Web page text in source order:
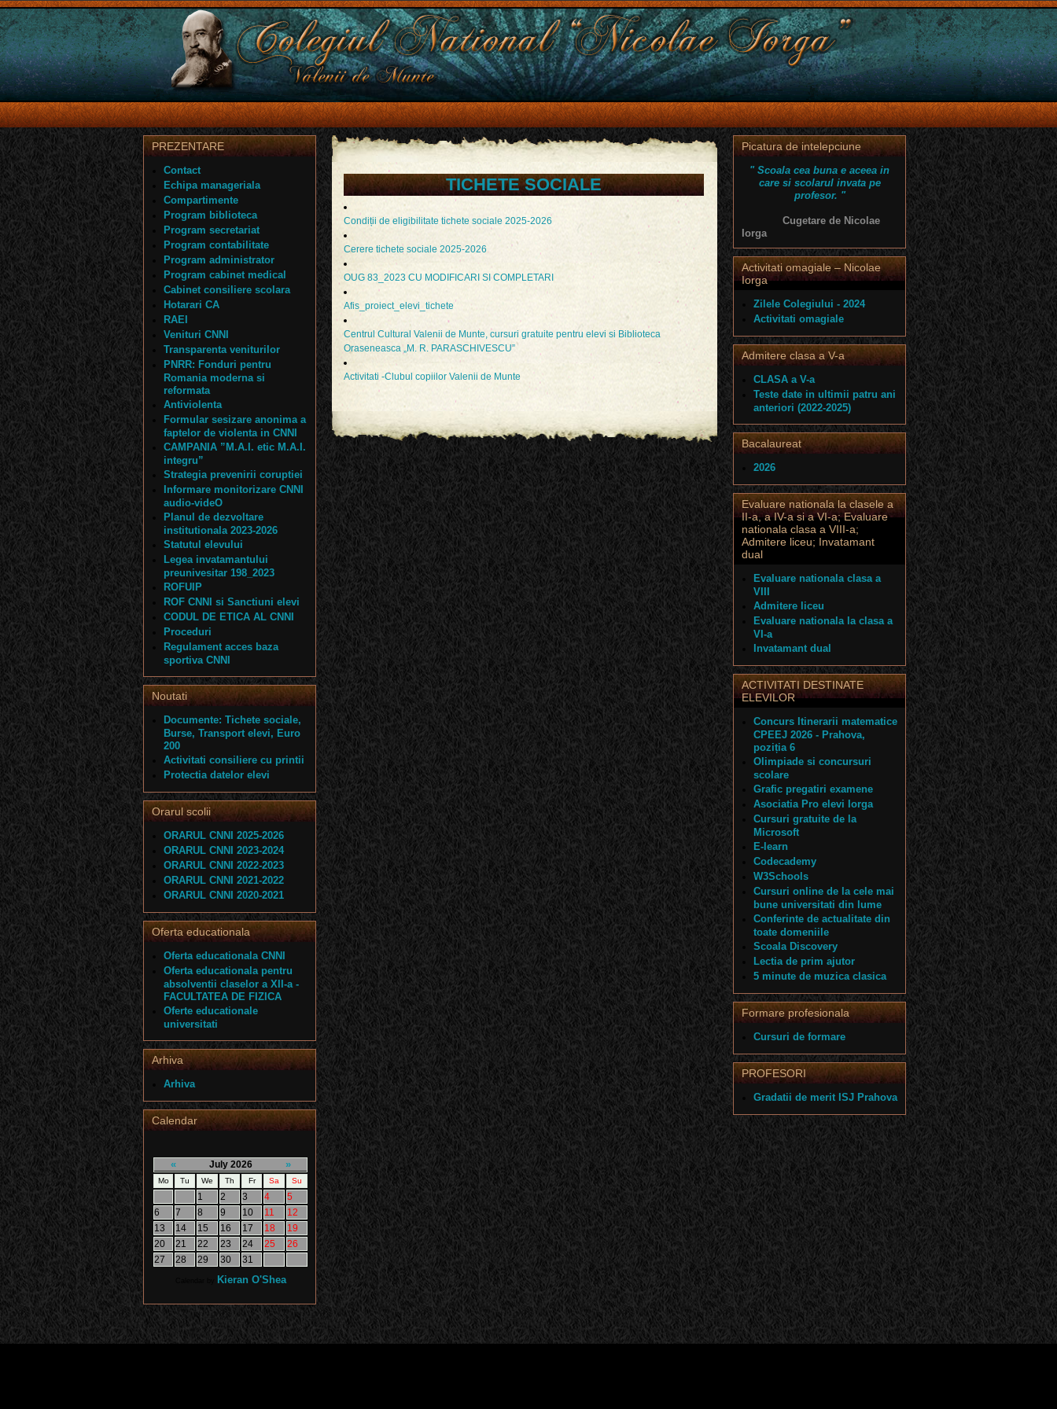
TICHETE SOCIALE
Condiții de eligibilitate tichete sociale 2025-2026
Cerere tichete sociale 2025-2026
OUG 83_2023 CU MODIFICARI SI COMPLETARI
Afis_proiect_elevi_tichete
Centrul Cultural Valenii de Munte, cursuri gratuite pentru elevi si Biblioteca
Oraseneasca „M. R. PARASCHIVESCU”
Activitati -Clubul copiilor Valenii de Munte
PREZENTARE
Contact
Echipa manageriala
Compartimente
Program biblioteca
Program secretariat
Program contabilitate
Program administrator
Program cabinet medical
Cabinet consiliere scolara
Hotarari CA
RAEI
Venituri CNNI
Transparenta veniturilor
PNRR: Fonduri pentru
Romania moderna si
reformata
Antiviolenta
Formular sesizare anonima a
faptelor de violenta in CNNI
CAMPANIA ”M.A.I. etic M.A.I.
integru”
Strategia prevenirii coruptiei
Informare monitorizare CNNI
audio-videO
Planul de dezvoltare
institutionala 2023-2026
Statutul elevului
Legea invatamantului
preunivesitar 198_2023
ROFUIP
ROF CNNI si Sanctiuni elevi
CODUL DE ETICA AL CNNI
Proceduri
Regulament acces baza
sportiva CNNI
Noutati
Documente: Tichete sociale,
Burse, Transport elevi, Euro
200
Activitati consiliere cu printii
Protectia datelor elevi
Orarul scolii
ORARUL CNNI 2025-2026
ORARUL CNNI 2023-2024
ORARUL CNNI 2022-2023
ORARUL CNNI 2021-2022
ORARUL CNNI 2020-2021
Oferta educationala
Oferta educationala CNNI
Oferta educationala pentru
absolventii claselor a XII-a -
FACULTATEA DE FIZICA
Oferte educationale
universitati
Arhiva
Arhiva
Calendar
« July 2026 »
Mo Tu We Th Fr Sa Su
1 2 3 4
5
6
7 8 9 10 11
12
13
14 15 16 17 18
19
20
21 22 23 24 25
26
27
28 29 30 31
Kieran O'Shea
Picatura de intelepciune
" Scoala cea buna e aceea in
care si scolarul invata pe
profesor. "
Cugetare de Nicolae
Iorga
Activitati omagiale – Nicolae
Iorga
Zilele Colegiului - 2024
Activitati omagiale
Admitere clasa a V-a
CLASA a V-a
Teste date in ultimii patru ani
anteriori (2022-2025)
Bacalaureat
2026
Evaluare nationala la clasele a
II-a, a IV-a si a VI-a; Evaluare
nationala clasa a VIII-a;
Admitere liceu; Invatamant
dual
Evaluare nationala clasa a
VIII
Admitere liceu
Evaluare nationala la clasa a
VI-a
Invatamant dual
ACTIVITATI DESTINATE
ELEVILOR
Concurs Itinerarii matematice
CPEEJ 2026 - Prahova,
poziția 6
Olimpiade si concursuri
scolare
Grafic pregatiri examene
Asociatia Pro elevi Iorga
Cursuri gratuite de la
Microsoft
E-learn
Codecademy
W3Schools
Cursuri online de la cele mai
bune universitati din lume
Conferinte de actualitate din
toate domeniile
Scoala Discovery
Lectia de prim ajutor
5 minute de muzica clasica
Formare profesionala
Cursuri de formare
PROFESORI
Gradatii de merit ISJ Prahova